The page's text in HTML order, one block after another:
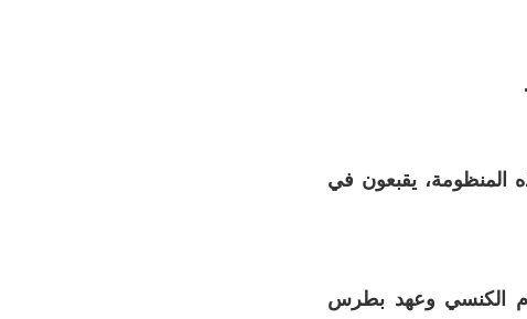
المنظومة، يقبعون في
الكنسي وعهد بطرس